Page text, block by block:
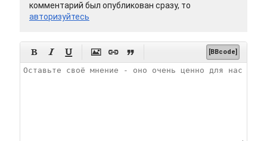
комментарий был опубликован сразу, то
авторизуйтесь
      [BBcode]